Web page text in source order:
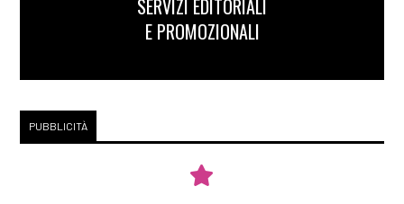
SERVIZI EDITORIALI
E PROMOZIONALI
PUBBLICITÀ